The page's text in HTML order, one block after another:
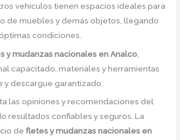
vehículos tienen espacios ideales para
de muebles y demás objetos, llegando
condiciones.
y mudanzas nacionales en Analco
capacitado, materiales y herramientas
y descargue garantizado.
las opiniones y recomendaciones del
resultados confiables y seguros. La
defletes y mudanzas nacionales en